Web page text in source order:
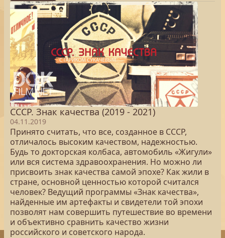
СССР. Знак качества (2019 - 2021)
04.11.2019
Принято считать, что все, созданное в СССР,
отличалось высоким качеством, надежностью.
Будь то докторская колбаса, автомобиль «Жигули»
или вся система здравоохранения. Но можно ли
присвоить знак качества самой эпохе? Как жили в
стране, основной ценностью которой считался
человек? Ведущий программы «Знак качества»,
найденные им артефакты и свидетели той эпохи
позволят нам совершить путешествие во времени
и объективно сравнить качество жизни
российского и советского народа.